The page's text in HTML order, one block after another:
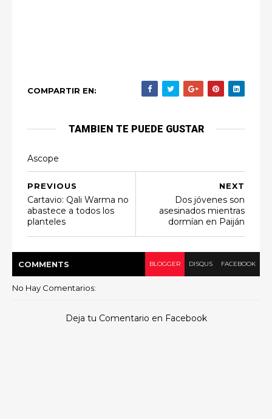
COMPARTIR EN:
TAMBIEN TE PUEDE GUSTAR
Ascope
NEXT
Dos jóvenes son
asesinados mientras
dormían en Paiján
PREVIOUS
Cartavio: Qali Warma no
abastece a todos los
planteles
COMMENTS BLOGGER DISQUS FACEBOOK
No Hay Comentarios:
Deja tu Comentario en Facebook